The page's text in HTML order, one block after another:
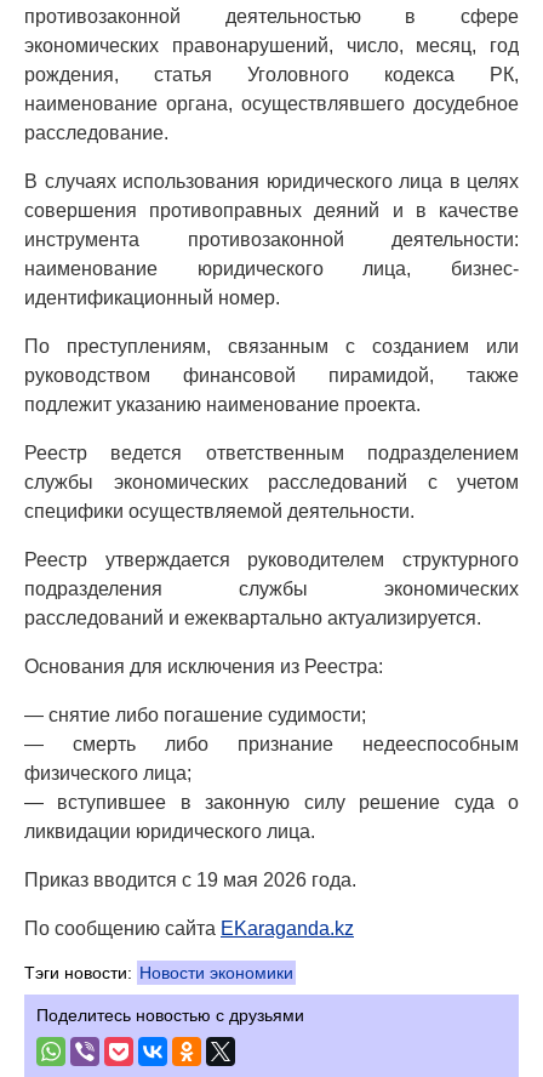
противозаконной деятельностью в сфере
экономических правонарушений, число, месяц, год
рождения, статья Уголовного кодекса РК,
наименование органа, осуществлявшего досудебное
расследование.
В случаях использования юридического лица в целях
совершения противоправных деяний и в качестве
инструмента противозаконной деятельности:
наименование юридического лица, бизнес-
идентификационный номер.
По преступлениям, связанным с созданием или
руководством финансовой пирамидой, также
подлежит указанию наименование проекта.
Реестр ведется ответственным подразделением
службы экономических расследований с учетом
специфики осуществляемой деятельности.
Реестр утверждается руководителем структурного
подразделения службы экономических
расследований и ежеквартально актуализируется.
Основания для исключения из Реестра:
— снятие либо погашение судимости;
— смерть либо признание недееспособным
физического лица;
— вступившее в законную силу решение суда о
ликвидации юридического лица.
Приказ вводится с 19 мая 2026 года.
По сообщению сайта EKaraganda.kz
Тэги новости: Новости экономики
Поделитесь новостью с друзьями